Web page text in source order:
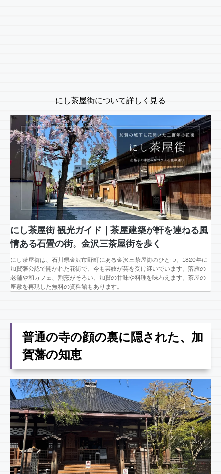
にし茶屋街について詳しく見る
にし茶屋街 観光ガイド｜茶屋建築が軒を連ねる風
情ある石畳の街。金沢三茶屋街を歩く
にし茶屋街は、石川県金沢市野町にある金沢三茶屋街のひとつ。1820年に
加賀藩公認で開かれた花街で、今も芸妓が芸を受け継いでいます。落雁の
老舗や和カフェ、割烹がそろい、加賀の甘味や料理を味わえます。茶屋の
座敷を再現した無料の資料館もあります。
普通の寺の顔の裏に隠された、加
賀藩の知恵